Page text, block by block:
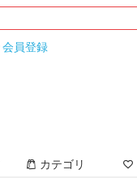
会員登録
カテゴリ